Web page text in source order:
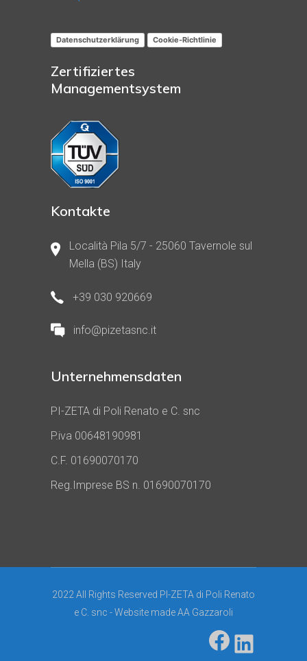
Datenschutzerklärung Cookie-Richtlinie
Zertifiziertes
Managementsystem
Kontakte
Località Pila 5/7 - 25060 Tavernole sul
Mella (BS) Italy
+39 030 920669
info@pizetasnc.it
Unternehmensdaten
PI-ZETA di Poli Renato e C. snc
P.iva 00648190981
C.F. 01690070170
Reg.Imprese BS n. 01690070170
2022 All Rights Reserved PI-ZETA di Poli Renato
e C. snc - Website madeAA Gazzaroli